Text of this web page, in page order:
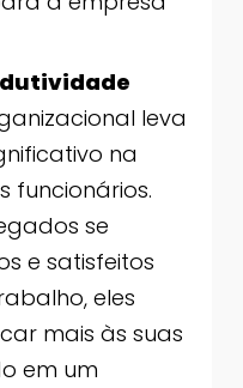
leva
na
funcionários.
se
e satisfeitos
eles
mais às suas
em um